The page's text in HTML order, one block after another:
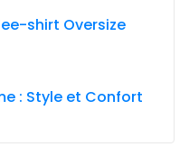
shirt Oversize
: Style et Confort